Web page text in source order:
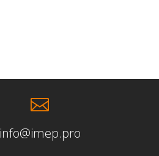

info@imep.pro